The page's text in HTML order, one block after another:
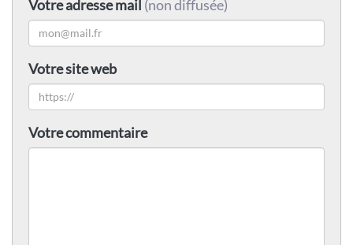
Votre adresse mail (non diffusée)
Votre site web
Votre commentaire